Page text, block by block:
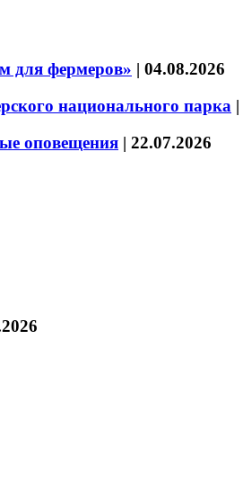
для фермеров» | 04.08.2026
национального парка |
оповещения | 22.07.2026